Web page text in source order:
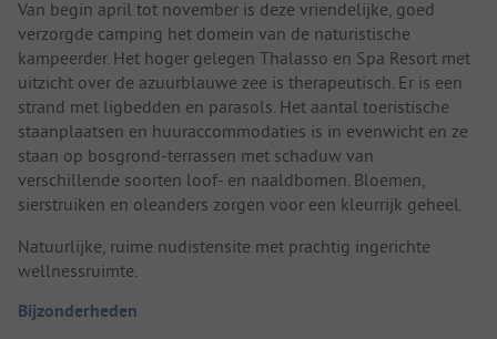
Van begin april tot november is deze vriendelijke, goed
verzorgde camping het domein van de naturistische
kampeerder. Het hoger gelegen Thalasso en Spa Resort met
uitzicht over de azuurblauwe zee is therapeutisch. Er is een
strand met ligbedden en parasols. Het aantal toeristische
staanplaatsen en huuraccommodaties is in evenwicht en ze
staan op bosgrond-terrassen met schaduw van
verschillende soorten loof- en naaldbomen. Bloemen,
sierstruiken en oleanders zorgen voor een kleurrijk geheel.
Natuurlijke, ruime nudistensite met prachtig ingerichte
wellnessruimte.
Bijzonderheden